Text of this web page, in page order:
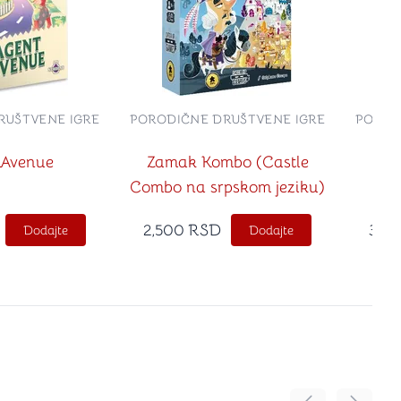
IGRE
Dodajte
Zamak Kombo (Castle
Combo na srpskom jeziku)
PORODIČNE DRUŠTVENE IGRE
2,500 RSD Dodajte